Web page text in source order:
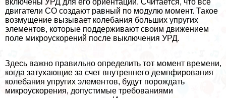
двигатели СО создают равный по модулю момент. Такое
возмущение вызывает колебания больших упругих
элементов, которые поддерживают своим движением
поле микроускорений после выключения УРД.
Здесь важно правильно определить тот момент времени,
когда затухающие за счет внутреннего демпфирования
колебания упругих элементов, будут порождать
микроускорения, допустимые требованиями